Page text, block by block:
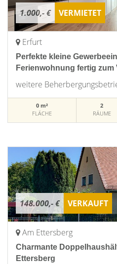
1.000,- € VERMIETET
Erfurt
Perfekte kleine
Ferienwohnung fertig zum
weitere
0 m²
FLÄCHE
2
RÄUME
148.000,- € VERKAUFT
Am Ettersberg
Charmante
Ettersberg